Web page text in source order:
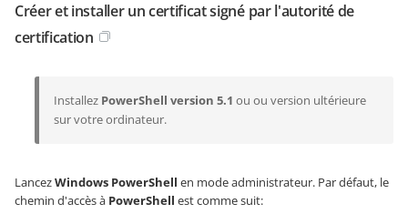
Créer et installer un certificat signé par l'autorité de
certification
Installez PowerShell version 5.1 ou ou version ultérieure
sur votre ordinateur.
LancezWindows PowerShell en mode administrateur. Par défaut, le
chemin d'accès à PowerShell est comme suit: